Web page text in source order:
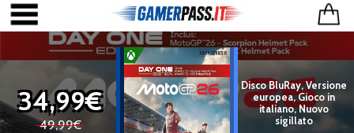
34,99€
49,99€
Disco BluRay, Versione
europea, Gioco in
italiano, Nuovo
sigillato